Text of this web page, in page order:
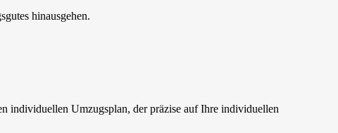
hinausgehen.
individuellen Umzugsplan, der präzise auf Ihre individuellen